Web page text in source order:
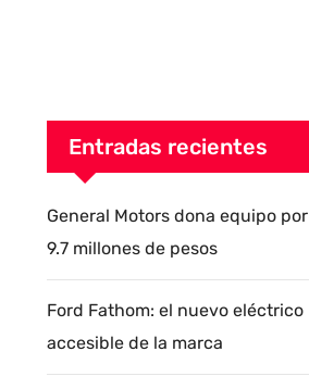
Entradas recientes
General Motors dona equipo por
9.7 millones de pesos
Ford Fathom: el nuevo eléctrico
accesible de la marca